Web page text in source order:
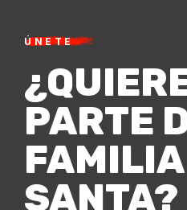
ÚNETE
PARTE
SANTA?